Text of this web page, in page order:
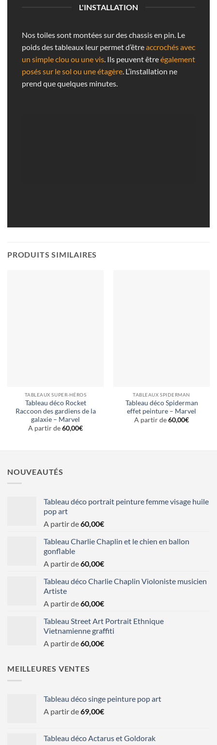
L'INSTALLATION
Nos toiles sont montées sur des chassis en pin. Le
poids des tableaux leur permet d’êtreaccrochés avec
un simple clou ou une vis. Ils peuvent êtreégalement
posés sur le sol ou une étagère. L’installation ne
prend que quelques minutes.
PRODUITS SIMILAIRES
TABLEAUX SUPER-HÉROS
Tableau déco Rocket
Raccoon des gardiens de la
galaxie – Marvel
A partir de60,00€
TABLEAUX SPIDERMAN
Tableau déco Spiderman
effet peinture – Marvel
A partir de60,00€
NOUVEAUTÉS
Tableau déco portrait peinture femme visage huile
pop art
A partir de60,00€
Tableau Charlie Chaplin et le chien en ballon
gonflable
A partir de60,00€
Tableau déco Charlie Chaplin Violoniste musicien
Artiste
A partir de60,00€
Tableau Street Art Portrait Ethnique
Vietnamienne graffiti
A partir de60,00€
MEILLEURES VENTES
Tableau déco singe peinture pop art
A partir de69,00€
Tableau déco Actarus et Goldorak